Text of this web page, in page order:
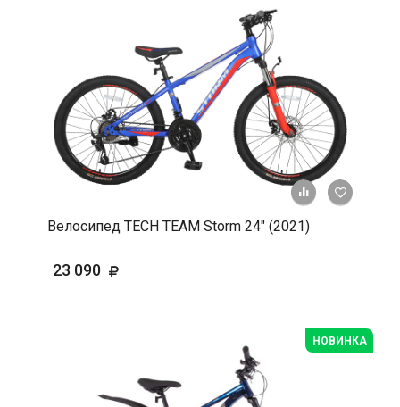
+ К
Велосипед TECH TEAM Storm 24" (2021)
23 090
НОВИНКА